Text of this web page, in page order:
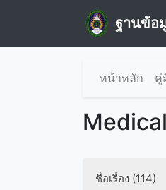
ฐานข้อ
หน้าหลัก คู่
ชื่อเรื่อง (114)